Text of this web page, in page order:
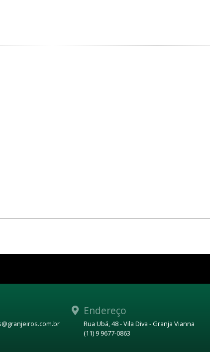
Endereço
Rua Ubá, 48 - Vila Diva - Granja Vianna
(11) 9 9677-0863